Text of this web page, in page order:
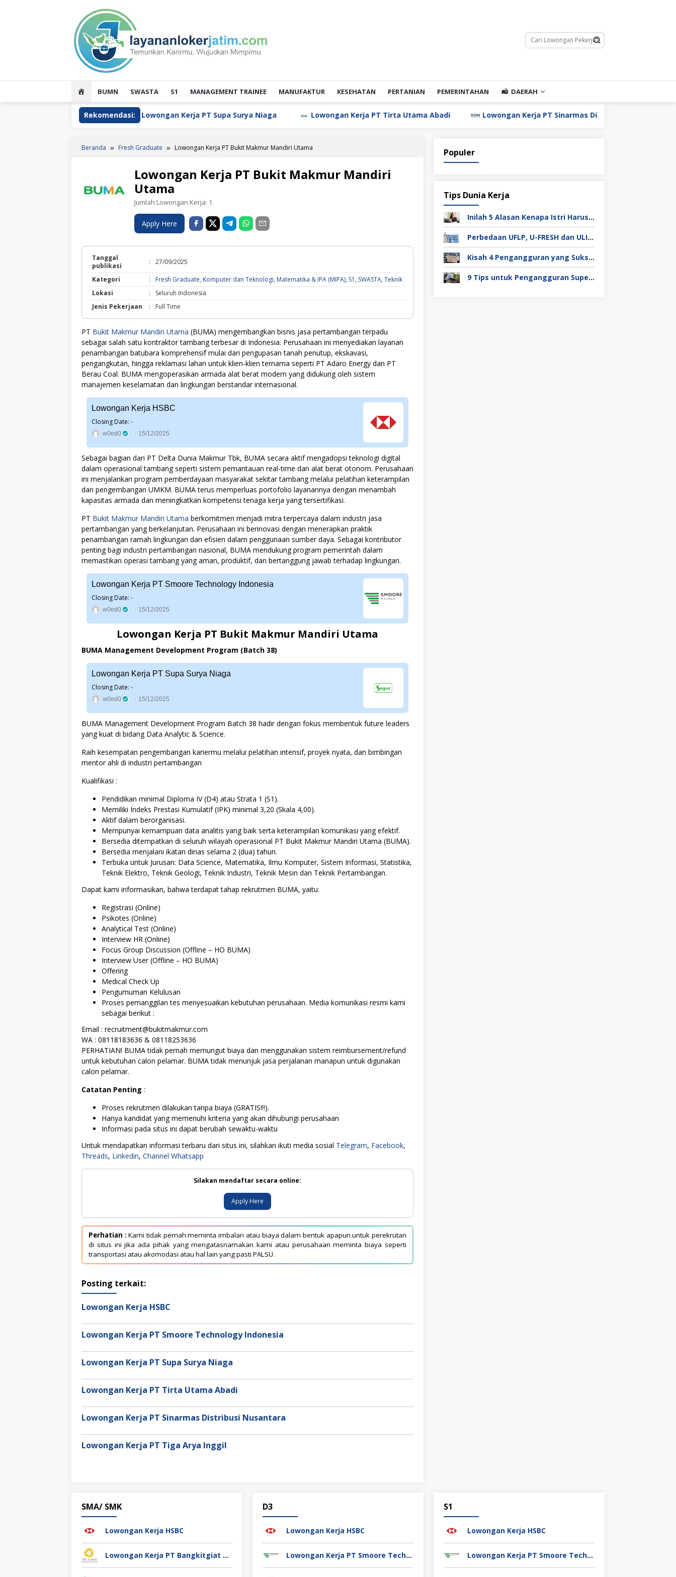
HOMEBUMN SWASTA S1 MANAGEMENT TRAINEE MANUFAKTUR KESEHATAN PERTANIAN PEMERINTAHAN DAERAH
Rekomendasi:
Lowongan Kerja PT Supa Surya Niaga Lowongan Kerja PT Tirta Utama Abadi Lowongan Kerja PT Sinarmas Distribusi Nusantara
Beranda Fresh Graduate Lowongan Kerja PT Bukit Makmur Mandiri Utama
Lowongan Kerja PT Bukit Makmur Mandiri
Utama
Jumlah Lowongan Kerja: 1
Apply Here
Tanggal
publikasi
: 27/09/2025
Kategori : Fresh Graduate, Komputer dan Teknologi, Matematika & IPA (MIPA), S1 , SWASTA, TeknikFresh
Graduate,
dan
Matematika
(MIPA),
Lokasi :
Seluruh Indonesia
Jenis Pekerjaan
: Full Time
PT Bukit Makmur Mandiri Utama (BUMA) mengembangkan bisnis jasa pertambangan terpadu
sebagai salah satu kontraktor tambang terbesar di Indonesia. Perusahaan ini menyediakan layanan
penambangan batubara komprehensif mulai dari pengupasan tanah penutup, ekskavasi,
pengangkutan, hingga reklamasi lahan untuk klien-klien ternama seperti PT Adaro Energy dan PT
Berau Coal. BUMA mengoperasikan armada alat berat modern yang didukung oleh sistem
manajemen keselamatan dan lingkungan berstandar internasional.
Lowongan Kerja HSBC
Closing Date: -
w0ed0 15/12/2025
Sebagai bagian dari PT Delta Dunia Makmur Tbk, BUMA secara aktif mengadopsi teknologi digital
dalam operasional tambang seperti sistem pemantauan real-time dan alat berat otonom. Perusahaan
ini menjalankan program pemberdayaan masyarakat sekitar tambang melalui pelatihan keterampilan
dan pengembangan UMKM. BUMA terus memperluas portofolio layanannya dengan menambah
kapasitas armada dan meningkatkan kompetensi tenaga kerja yang tersertifikasi.
PT Bukit Makmur Mandiri Utama berkomitmen menjadi mitra terpercaya dalam industri jasa
pertambangan yang berkelanjutan. Perusahaan ini berinovasi dengan menerapkan praktik
penambangan ramah lingkungan dan efisien dalam penggunaan sumber daya. Sebagai kontributor
penting bagi industri pertambangan nasional, BUMA mendukung program pemerintah dalam
memastikan operasi tambang yang aman, produktif, dan bertanggung jawab terhadap lingkungan.
Lowongan Kerja PT Smoore Technology Indonesia
Closing Date: -
w0ed0 15/12/2025
Lowongan Kerja PT Bukit Makmur Mandiri Utama
BUMA Management Development Program (Batch 38)
Lowongan Kerja PT Supa Surya Niaga
Closing Date: -
w0ed0 15/12/2025
BUMA Management Development Program Batch 38 hadir dengan fokus membentuk future leaders
yang kuat di bidang Data Analytic & Science.
Raih kesempatan pengembangan kariermu melalui pelatihan intensif, proyek nyata, dan bimbingan
mentor ahli di industri pertambangan
Kualifikasi :
Pendidikan minimal Diploma IV (D4) atau Strata 1 (S1).
Memiliki Indeks Prestasi Kumulatif (IPK) minimal 3,20 (Skala 4,00).
Aktif dalam berorganisasi.
Mempunyai kemampuan data analitis yang baik serta keterampilan komunikasi yang efektif.
Bersedia ditempatkan di seluruh wilayah operasional PT Bukit Makmur Mandiri Utama (BUMA).
Bersedia menjalani ikatan dinas selama 2 (dua) tahun.
Terbuka untuk Jurusan: Data Science, Matematika, Ilmu Komputer, Sistem Informasi, Statistika,
Teknik Elektro, Teknik Geologi, Teknik Industri, Teknik Mesin dan Teknik Pertambangan.
Dapat kami informasikan, bahwa terdapat tahap rekrutmen BUMA, yaitu:
Registrasi (Online)
Psikotes (Online)
Analytical Test (Online)
Interview HR (Online)
Focus Group Discussion (Offline – HO BUMA)
Interview User (Offline – HO BUMA)
Offering
Medical Check Up
Pengumuman Kelulusan
Proses pemanggilan tes menyesuaikan kebutuhan perusahaan. Media komunikasi resmi kami
sebagai berikut :
Email : recruitment@bukitmakmur.com
WA : 08118183636 & 08118253636
PERHATIAN! BUMA tidak pernah memungut biaya dan menggunakan sistem reimbursement/refund
untuk kebutuhan calon pelamar. BUMA tidak menunjuk jasa perjalanan manapun untuk digunakan
calon pelamar.
Catatan Penting :
Proses rekrutmen dilakukan tanpa biaya (GRATIS!!!).
Hanya kandidat yang memenuhi kriteria yang akan dihubungi perusahaan
Informasi pada situs ini dapat berubah sewaktu-waktu
Untuk mendapatkan informasi terbaru dari situs ini, silahkan ikuti media sosial Telegram, Facebook,
Threads, Linkedin, Channel Whatsapp
Silakan mendaftar secara online:
Apply Here
Perhatian : Kami tidak pernah meminta imbalan atau biaya dalam bentuk apapun untuk perekrutan
di situs ini jika ada pihak yang mengatasnamakan kami atau perusahaan meminta biaya seperti
transportasi atau akomodasi atau hal lain yang pasti PALSU.
Posting terkait:
Lowongan Kerja HSBC
Lowongan Kerja PT Smoore Technology Indonesia
Lowongan Kerja PT Supa Surya Niaga
Lowongan Kerja PT Tirta Utama Abadi
Lowongan Kerja PT Sinarmas Distribusi Nusantara
Lowongan Kerja PT Tiga Arya Inggil
Populer
Tips Dunia Kerja
Inilah 5 Alasan Kenapa Istri Harus Punya Uang Sendiri Setelah Menikah
Perbedaan UFLP, U-FRESH dan ULIP pada Program Unilever
Kisah 4 Pengangguran yang Sukses Mendapat Kerja
9 Tips untuk Pengangguran Super Duper Penting
SMA/ SMK
Lowongan Kerja HSBC
Lowongan Kerja PT Bangkitgiat Usaha Mandiri (NT Corp)
D3
Lowongan Kerja HSBC
Lowongan Kerja PT Smoore Technology Indonesia
S1
Lowongan Kerja HSBC
Lowongan Kerja PT Smoore Technology Indonesia